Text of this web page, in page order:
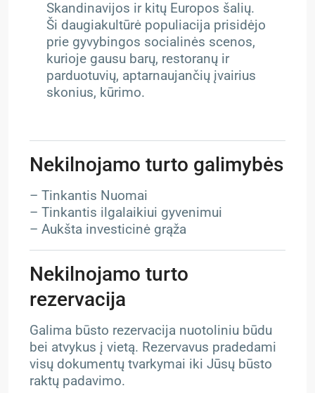
Skandinavijos ir kitų Europos šalių.
Ši daugiakultūrė populiacija prisidėjo
prie gyvybingos socialinės scenos,
kurioje gausu barų, restoranų ir
parduotuvių, aptarnaujančių įvairius
skonius, kūrimo.
Nekilnojamo turto galimybės
– Tinkantis Nuomai
– Tinkantis ilgalaikiui gyvenimui
– Aukšta investicinė grąža
Nekilnojamo turto
rezervacija
Galima būsto rezervacija nuotoliniu būdu
bei atvykus į vietą. Rezervavus pradedami
visų dokumentų tvarkymai iki Jūsų būsto
raktų padavimo.